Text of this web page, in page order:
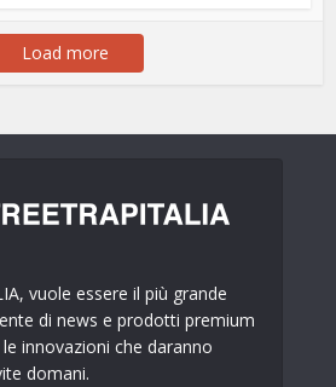
Load more
vuole essere il più grande
di news e prodotti premium
innovazioni che daranno
domani.